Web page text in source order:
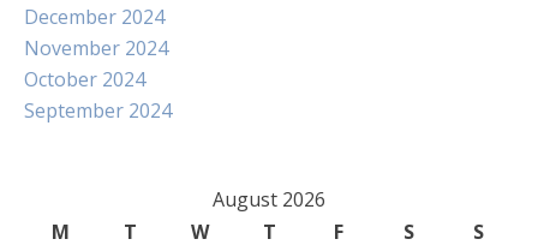
December 2024
November 2024
October 2024
September 2024
August 2026
M
T W T F S
S